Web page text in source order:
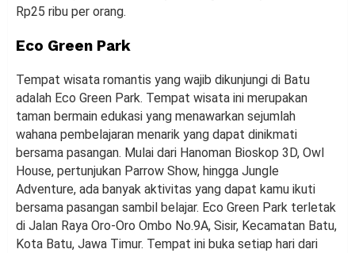
Rp25 ribu per orang.
Eco Green Park
Tempat wisata romantis yang wajib dikunjungi di Batu
adalah Eco Green Park. Tempat wisata ini merupakan
taman bermain edukasi yang menawarkan sejumlah
wahana pembelajaran menarik yang dapat dinikmati
bersama pasangan. Mulai dari Hanoman Bioskop 3D, Owl
House, pertunjukan Parrow Show, hingga Jungle
Adventure, ada banyak aktivitas yang dapat kamu ikuti
bersama pasangan sambil belajar. Eco Green Park terletak
di Jalan Raya Oro-Oro Ombo No.9A, Sisir, Kecamatan Batu,
Kota Batu, Jawa Timur. Tempat ini buka setiap hari dari